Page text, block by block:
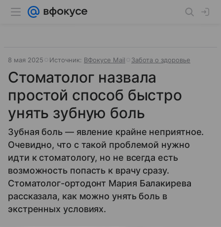
8 мая 2025 Источник: ВФокусе Mail Забота о здоровье
Стоматолог назвала
простой способ быстро
унять зубную боль
Зубная боль — явление крайне неприятное.
Очевидно, что с такой проблемой нужно
идти к стоматологу, но не всегда есть
возможность попасть к врачу сразу.
Стоматолог-ортодонт Мария Балакирева
рассказала, как можно унять боль в
экстренных условиях.